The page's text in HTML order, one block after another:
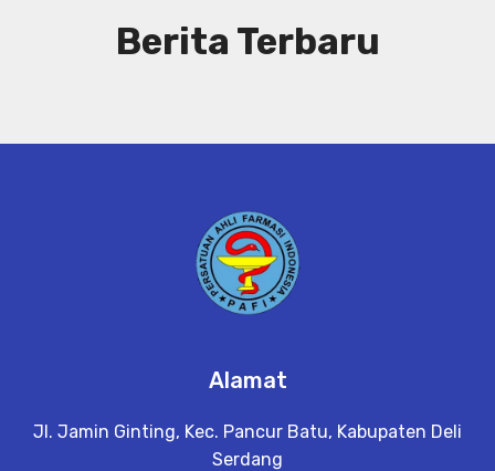
Berita Terbaru
Alamat
Jl. Jamin Ginting, Kec. Pancur Batu, Kabupaten Deli
Serdang